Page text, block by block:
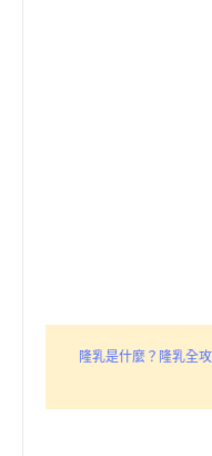
隆乳是什麼？隆乳全